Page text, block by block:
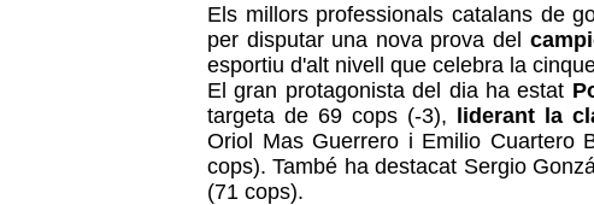
Els millors professionals catalans de
per disputar una nova prova del
esportiu d'alt nivell que celebra la
El gran protagonista del dia ha estat
targeta de 69 cops (-3), liderant la
Oriol Mas Guerrero i Emilio Cuartero
cops). També ha destacat Sergio
(71 cops).